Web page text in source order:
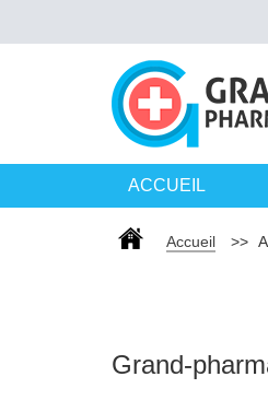
ACCUEIL
Accueil >>
Grand-